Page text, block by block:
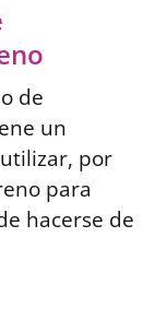
de
un
por
para
hacerse de